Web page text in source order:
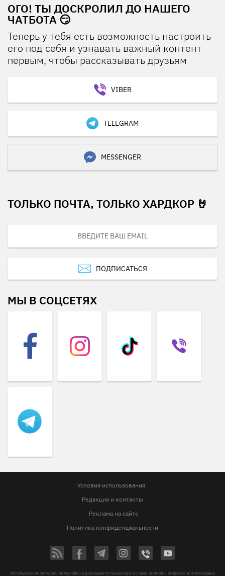
ОГО! ТЫ ДОСКРОЛИЛ ДО НАШЕГО
ЧАТБОТА 😏
Теперь у тебя есть возможность настроить
его под себя и узнавать важный контент
первым, чтобы рассказывать друзьям
VIBER
TELEGRAM
MESSENGER
ТОЛЬКО ПОЧТА, ТОЛЬКО ХАРДКОР 🤘
ПОДПИСАТЬСЯ
МЫ В СОЦСЕТЯХ
Условия использования
Редакция и контакты
Реклама на сайте
Политика конфиденциальности
Использование материалов Vgorode.ua разрешается только при условии прямой и открытой для поисковых